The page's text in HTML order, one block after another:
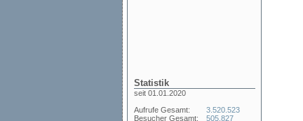
Statistik
seit 01.01.2020
Aufrufe Gesamt:
Besucher Gesamt:
3.520.523
505.827